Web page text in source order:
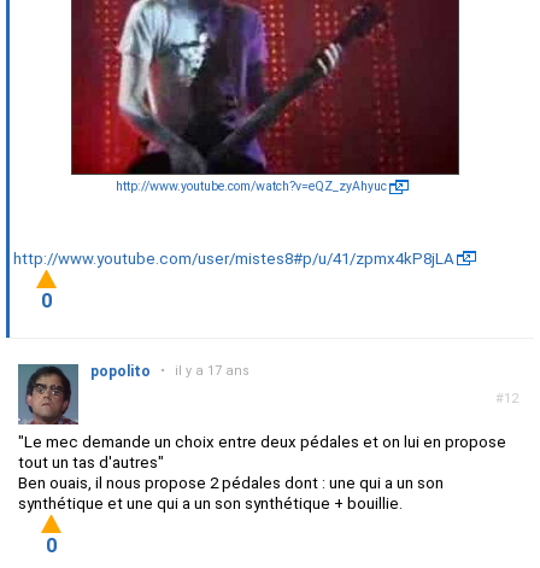
http://www.youtube.com/watch?v=eQZ_zyAhyuc
http://www.youtube.com/user/mistes8#p/u/41/zpmx4kP8jLA
0
#12
popolito • il y a 17 ans
"Le mec demande un choix entre deux pédales et on lui en propose
tout un tas d'autres"
Ben ouais, il nous propose 2 pédales dont : une qui a un son
synthétique et une qui a un son synthétique + bouillie.
0